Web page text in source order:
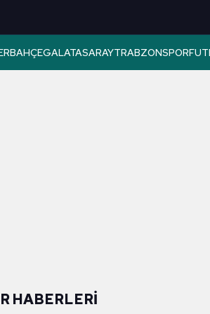
GALATASARAYTRABZONSPOR
HABERLERI